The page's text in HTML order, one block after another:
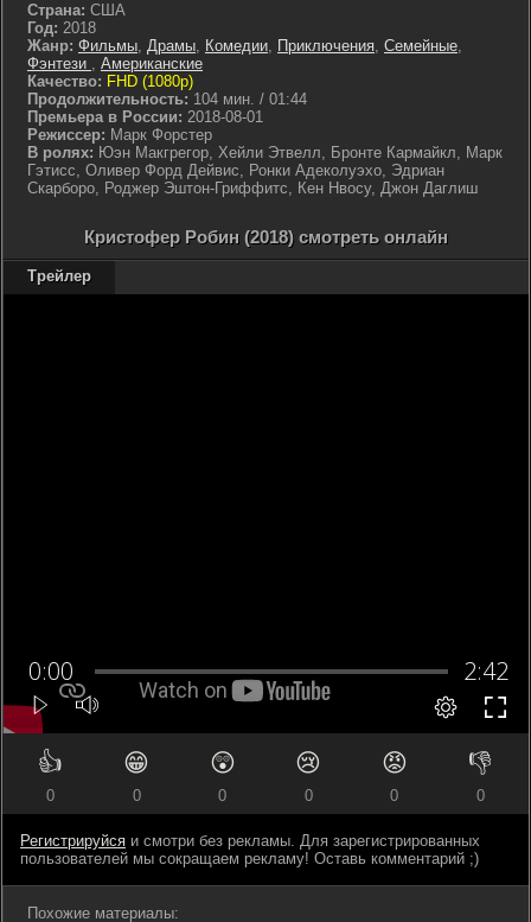
Страна: США
Год: 2018
Жанр: Фильмы, Драмы, Комедии, Приключения, Семейные,
Фэнтези , Американские
Качество: FHD (1080p)
Продолжительность: 104 мин. / 01:44
Премьера в России: 2018-08-01
Режиссер: Марк Форстер
В ролях: Юэн Макгрегор, Хейли Этвелл, Бронте Кармайкл, Марк
Гэтисс, Оливер Форд Дейвис, Ронки Адеколуэхо, Эдриан
Скарборо, Роджер Эштон-Гриффитс, Кен Нвосу, Джон Даглиш
Кристофер Робин (2018) смотреть онлайн
Трейлер
👍
0
😁
0
😲
0
😢
0
😡
0
👎
0
Регистрируйся и смотри без рекламы. Для зарегистрированных
пользователей мы сокращаем рекламу! Оставь комментарий ;)
Похожие материалы: